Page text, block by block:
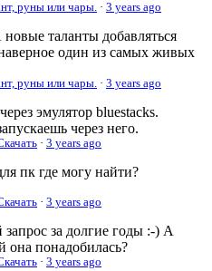
руны или чары. · 3 years ago
новые таланты добавляться
один из самых живых
руны или чары. · 3 years ago
эмулятор bluestacks.
через него.
· 3 years ago
пк где могу найти?
· 3 years ago
за долгие годы :-) А
она понадобилась?
· 3 years ago